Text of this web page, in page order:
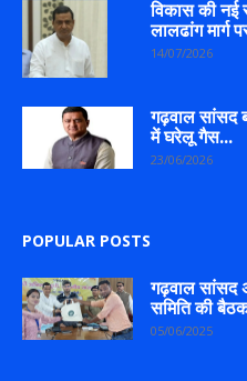
विकास की नई
लालढांग मार्ग
14/07/2026
गढ़वाल सांसद
में घरेलू गैस...
23/06/2026
POPULAR POSTS
गढ़वाल सांसद
समिति की
05/06/2025